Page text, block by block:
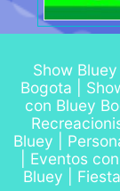
Show
Bogota |
con Bluey
Bluey |
| Eventos
Bluey |